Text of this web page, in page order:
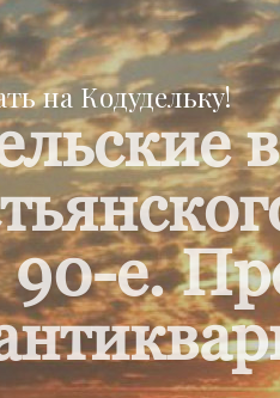
на Кодудельку!
90-е.